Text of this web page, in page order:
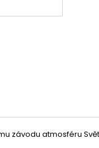
závodu atmosféru